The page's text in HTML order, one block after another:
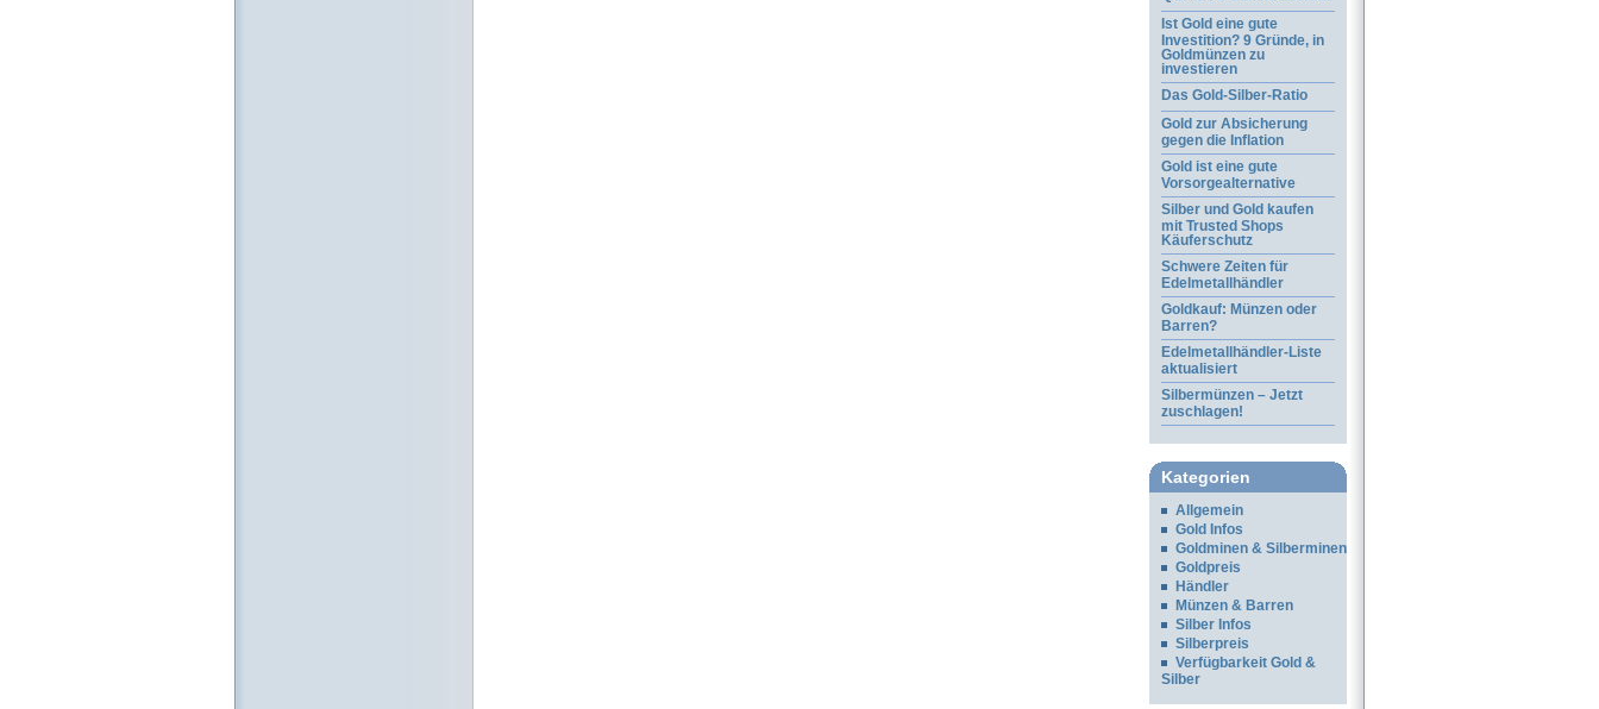
Ist Gold eine gute
Investition? 9 Gründe, in
Goldmünzen zu
investieren
Das Gold-Silber-Ratio
Gold zur Absicherung
gegen die Inflation
Gold ist eine gute
Vorsorgealternative
Silber und Gold kaufen
mit Trusted Shops
Käuferschutz
Schwere Zeiten für
Edelmetallhändler
Goldkauf: Münzen oder
Barren?
Edelmetallhändler-Liste
aktualisiert
Silbermünzen – Jetzt
zuschlagen!
Kategorien
Allgemein
Gold Infos
Goldminen & Silberminen
Goldpreis
Händler
Münzen & Barren
Silber Infos
Silberpreis
Verfügbarkeit Gold &
Silber